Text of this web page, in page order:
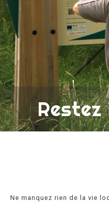
Ne manquez rien de la vie